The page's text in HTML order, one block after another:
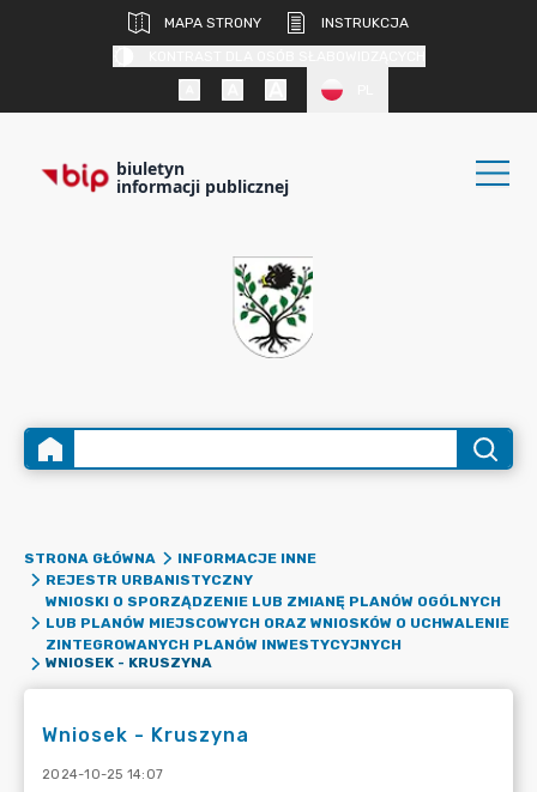
MAPA STRONY
INSTRUKCJA
biuletyn
informacji publicznej
STRONA GŁÓWNA
INFORMACJE INNE
REJESTR URBANISTYCZNY
WNIOSKI O SPORZĄDZENIE LUB ZMIANĘ PLANÓW OGÓLNYCH
LUB PLANÓW MIEJSCOWYCH ORAZ WNIOSKÓW O UCHWALENIE
ZINTEGROWANYCH PLANÓW INWESTYCYJNYCH
WNIOSEK - KRUSZYNA
Wniosek - Kruszyna
2024-10-25 14:07